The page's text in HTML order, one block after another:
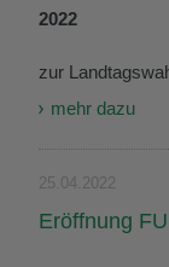
2022
zur
mehr dazu
25.04.2022
Eröffnung